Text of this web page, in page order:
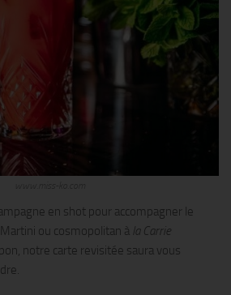
en shot pour accompagner le
ou cosmopolitan à la Carrie
notre carte revisitée saura vous